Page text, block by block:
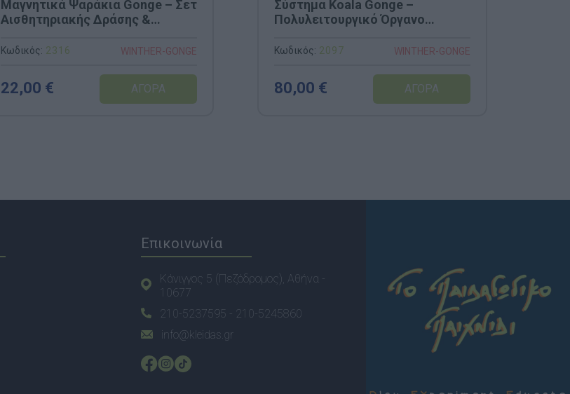
Μαγνητικά Ψαράκια Gonge – Σετ
Αισθητηριακής Δράσης &
Κωδικός: 2316 WINTHER-GONGE
22,00 €
Σύστημα Koala Gonge –
Πολυλειτουργικό Όργανο
2097)
Κωδικός: 2097 WINTHER-GONGE
80,00 €
Επικοινωνία
Κάνιγγος 5 (Πεζόδρομος), Αθήνα -
10677
210-5237595 - 210-5245860
info@kleidas.gr